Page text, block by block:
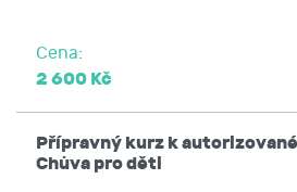
Cena:
2 600 Kč
Přípravný kurz k
Chůva pro děti